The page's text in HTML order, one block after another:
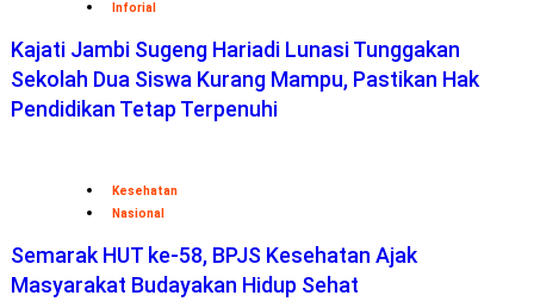
Inforial
Kajati Jambi Sugeng Hariadi Lunasi Tunggakan
Sekolah Dua Siswa Kurang Mampu, Pastikan Hak
Pendidikan Tetap Terpenuhi
Kesehatan
Nasional
Semarak HUT ke-58, BPJS Kesehatan Ajak
Masyarakat Budayakan Hidup Sehat